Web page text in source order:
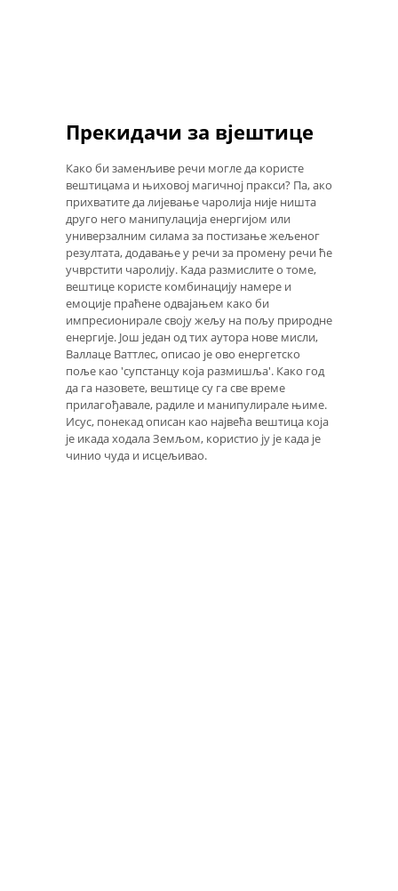
Прекидачи за вјештице
Како би заменљиве речи могле да користе
вештицама и њиховој магичној пракси? Па, ако
прихватите да лијевање чаролија није ништа
друго него манипулација енергијом или
универзалним силама за постизање жељеног
резултата, додавање у речи за промену речи ће
учврстити чаролију. Када размислите о томе,
вештице користе комбинацију намере и
емоције праћене одвајањем како би
импресионирале своју жељу на пољу природне
енергије. Још један од тих аутора нове мисли,
Валлаце Ваттлес, описао је ово енергетско
поље као 'супстанцу која размишља'. Како год
да га назовете, вештице су га све време
прилагођавале, радиле и манипулирале њиме.
Исус, понекад описан као највећа вештица која
је икада ходала Земљом, користио ју је када је
чинио чуда и исцељивао.